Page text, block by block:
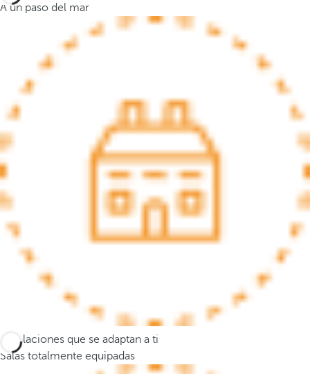
f
m
u
e
v
e
a
l
a
o
A un paso del mar
Instalaciones que se adaptan a ti
Salas totalmente equipadas